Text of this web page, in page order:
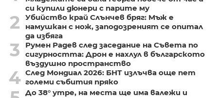
си купили дюнери с парите му
2
Убийство край Слънчев бряг: Мъж е
намушкан с нож, заподозреният се опитал
да избяга
3
Румен Радев след заседание на Съвета по
сигурността: Дрон е нахлул в българското
въздушно пространство
4 След Мондиал 2026: БНТ излъчва още пет
големи събития пряко
До 38° утре, на места ще има валежи и